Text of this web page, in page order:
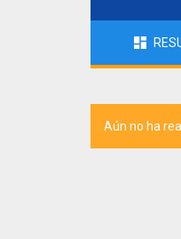
Aún no ha